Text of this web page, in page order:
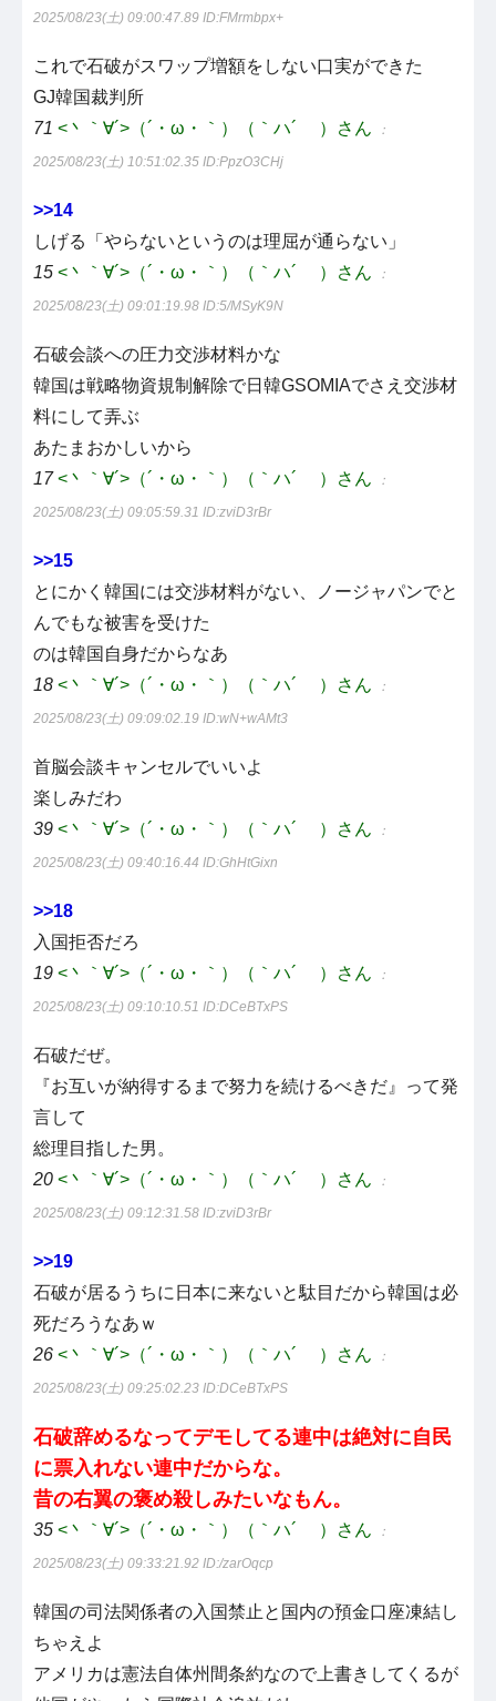
2025/08/23(土) 09:00:47.89 ID:FMrmbpx+
これで石破がスワップ増額をしない口実ができた
GJ韓国裁判所
71 <丶｀∀´>（´・ω・｀）（｀ハ´ ）さん ：
2025/08/23(土) 10:51:02.35 ID:PpzO3CHj
>>14
しげる「やらないというのは理屈が通らない」
15 <丶｀∀´>（´・ω・｀）（｀ハ´ ）さん ：
2025/08/23(土) 09:01:19.98 ID:5/MSyK9N
石破会談への圧力交渉材料かな
韓国は戦略物資規制解除で日韓GSOMIAでさえ交渉材
料にして弄ぶ
あたまおかしいから
17 <丶｀∀´>（´・ω・｀）（｀ハ´ ）さん ：
2025/08/23(土) 09:05:59.31 ID:zviD3rBr
>>15
とにかく韓国には交渉材料がない、ノージャパンでと
んでもな被害を受けた
のは韓国自身だからなあ
18 <丶｀∀´>（´・ω・｀）（｀ハ´ ）さん ：
2025/08/23(土) 09:09:02.19 ID:wN+wAMt3
首脳会談キャンセルでいいよ
楽しみだわ
39 <丶｀∀´>（´・ω・｀）（｀ハ´ ）さん ：
2025/08/23(土) 09:40:16.44 ID:GhHtGixn
>>18
入国拒否だろ
19 <丶｀∀´>（´・ω・｀）（｀ハ´ ）さん ：
2025/08/23(土) 09:10:10.51 ID:DCeBTxPS
石破だぜ。
『お互いが納得するまで努力を続けるべきだ』って発
言して
総理目指した男。
20 <丶｀∀´>（´・ω・｀）（｀ハ´ ）さん ：
2025/08/23(土) 09:12:31.58 ID:zviD3rBr
>>19
石破が居るうちに日本に来ないと駄目だから韓国は必
死だろうなあｗ
26 <丶｀∀´>（´・ω・｀）（｀ハ´ ）さん ：
2025/08/23(土) 09:25:02.23 ID:DCeBTxPS
石破辞めるなってデモしてる連中は絶対に自民
に票入れない連中だからな。
昔の右翼の褒め殺しみたいなもん。
35 <丶｀∀´>（´・ω・｀）（｀ハ´ ）さん ：
2025/08/23(土) 09:33:21.92 ID:/zarOqcp
韓国の司法関係者の入国禁止と国内の預金口座凍結し
ちゃえよ
アメリカは憲法自体州間条約なので上書きしてくるが